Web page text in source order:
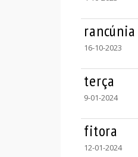
rancúnia
16-10-2023
terça
9-01-2024
fitora
12-01-2024